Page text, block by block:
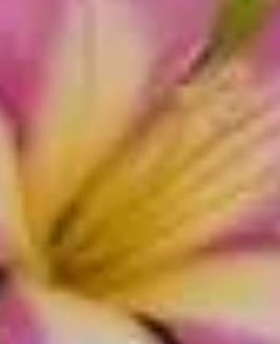
qui est fondamental pour que
l'activité des micro-
cela permet d'éviter les
de compost en cours de
microbienne, essentielle